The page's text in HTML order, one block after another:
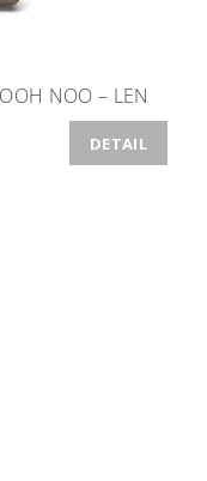
NOO – LEN
DETAIL